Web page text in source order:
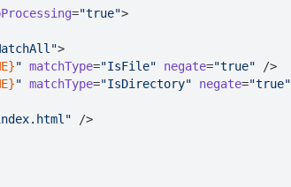
="true">
>
" matchType="IsFile" negate="true" />
" matchType="IsDirectory" negate="true"
/>